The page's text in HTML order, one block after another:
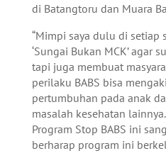
di Batangtoru dan Muara
“Mimpi saya dulu di setiap
‘Sungai Bukan MCK’ agar
tapi juga membuat
perilaku BABS bisa
pertumbuhan pada anak
masalah kesehatan
Program Stop BABS ini
berharap program ini